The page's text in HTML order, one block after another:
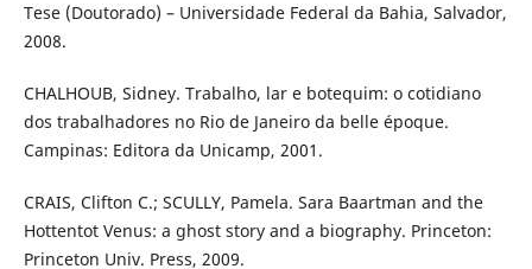
Tese (Doutorado) – Universidade Federal da Bahia, Salvador,
2008.
CHALHOUB, Sidney. Trabalho, lar e botequim: o cotidiano
dos trabalhadores no Rio de Janeiro da belle époque.
Campinas: Editora da Unicamp, 2001.
CRAIS, Clifton C.; SCULLY, Pamela. Sara Baartman and the
Hottentot Venus: a ghost story and a biography. Princeton:
Princeton Univ. Press, 2009.